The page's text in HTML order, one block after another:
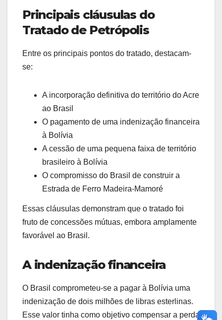
Principais cláusulas do
Tratado de Petrópolis
Entre os principais pontos do tratado, destacam-
se:
A incorporação definitiva do território do Acre
ao Brasil
O pagamento de uma indenização financeira
à Bolívia
A cessão de uma pequena faixa de território
brasileiro à Bolívia
O compromisso do Brasil de construir a
Estrada de Ferro Madeira-Mamoré
Essas cláusulas demonstram que o tratado foi
fruto de concessões mútuas, embora amplamente
favorável ao Brasil.
A indenização financeira
O Brasil comprometeu-se a pagar à Bolívia uma
indenização de dois milhões de libras esterlinas.
Esse valor tinha como objetivo compensar a perda